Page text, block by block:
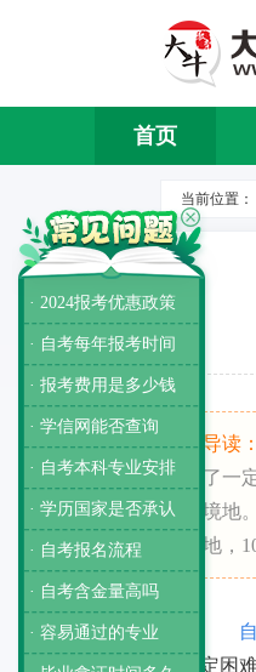
首页
当前位置：
导读：
了一
境地
地，
定困
· 2024报考优惠政策
· 自考每年报考时间
· 报考费用是多少钱
· 学信网能否查询
· 自考本科专业安排
· 学历国家是否承认
· 自考报名流程
· 自考含金量高吗
· 容易通过的专业